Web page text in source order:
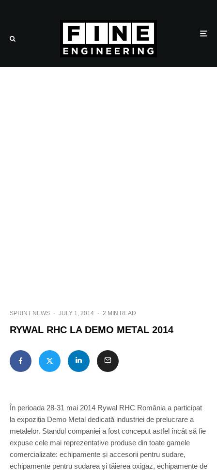
SPRINT NEWS · JULY 1, 2014 · 2 MIN READ
RYWAL RHC LA DEMO METAL 2014
În perioada 28-31 mai 2014 Rywal RHC România a participat
la expoziția Demo Metal dedicată industriei de prelucrare a
metalelor. Standul companiei a fost conceput astfel încât să fie
expuse cele mai reprezentative produse din toate gamele
comercializate: echipamente și accesorii pentru sudare,
echipamente pentru sudarea și tăierea oxigaz, echipamente de